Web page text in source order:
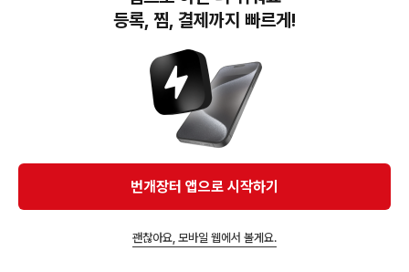
즐겨찾고 알림받기
번개장터(주) 사업자정보, 이용약관 및 기타 법적고지
번개장터㈜는 통신판매중개자이며, 통신판매의 당사자가 아닙니다. 전자상거래 등에서의
소비자보호에 관한 법률 등 관련 법령 및 번개장터㈜의 약관에 따라 상품, 상품정보, 거래에 관한 책임은
개별 판매자에게 귀속하고, 번개장터㈜는 원칙적으로 회원간 거래에 대하여 책임을 지지 않습니다.
다만, 번개장터㈜가 직접 판매하는 상품에 대한 책임은 번개장터㈜에게 귀속합니다.
APP 다운로드
등록, 찜, 결제까지 빠르게!
번개장터 앱으로 시작하기
괜찮아요, 모바일 웹에서 볼게요.